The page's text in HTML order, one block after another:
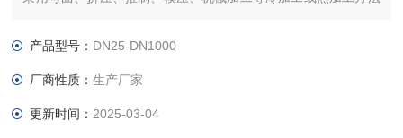
产品型号： DN25-DN1000
厂商性质：生产厂家
更新时间： 2025-03-04